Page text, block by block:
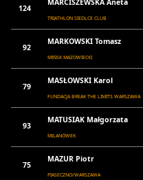
124
MARCISZEWSKA Aneta
TRIATHLON SIEDLCE CLUB
92
MARKOWSKI Tomasz
MIŃSK MAZOWIECKI
79
MASŁOWSKI Karol
FUNDACJA BREAK THE LIMITS WARSZAWA
93
MATUSIAK Małgorzata
MILANÓWEK
75
MAZUR Piotr
PIASECZNO/WARSZAWA